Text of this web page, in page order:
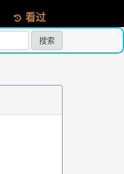
看过
搜索